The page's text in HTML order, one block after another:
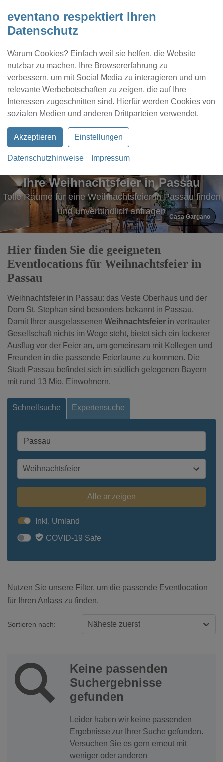
eventano respektiert Ihren
Datenschutz
Warum Cookies? Einfach weil sie helfen, die Website
nutzbar zu machen, Ihre Browsererfahrung zu
verbessern, um mit Social Media zu interagieren und um
relevante Werbebotschaften zu zeigen, die auf Ihre
Interessen zugeschnitten sind. Hierfür werden Cookies von
sozialen Medien und anderen Drittparteien verwendet.
Akzeptieren Einstellungen
Datenschutzhinweise Impressum
Kontakt Location eintragen Profil
Ihre Weihnachtsfeier in Passau
Tolle Räume für eine Weihnachtsfeier in Passau finden
und unverbindlich anfragen
Casa Gargano
Hier finden Sie die geeigneten
Eventlocations für Weihnachtsfeier in
Passau
Weihnachtsfeier in Passau: das Veste Oberhaus und der
Dom St. Stephan sind besonders bekannt in Passau.
Damit Ihrer ausgelassenen Weihnachtsfeier in vertrauter
Gesellschaft nichts im Wege steht, bietet sich ein lockerer
Ausflug vor der Feier an, um gemeinsam mit Kollegen und
Freunden in die passende Feierlaune zu kommen. Die
Stadt Passau befindet sich im südlich gelegenen Bayern
mit rund 13 Mio. Einwohnern.
Schnellsuche Expertensuche
Weihnachtsfeier
Alle anzeigen
Inkl. Umland
COVID-19 Safe
Nutzen Sie unsere Filter, um die passende Eventlocation
für Ihren Anlass zu finden.
Sortieren nach: Näheste zuerst
Keine passenden
Suchergebnisse
gefunden
Leider haben wir keine passenden
Ergebnisse zur Ihrer Suche gefunden.
Versuchen Sie es gern erneut mit
weniger oder anderen